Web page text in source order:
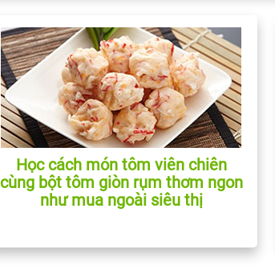
Học cách món tôm viên chiên
cùng bột tôm giòn rụm thơm ngon
như mua ngoài siêu thị